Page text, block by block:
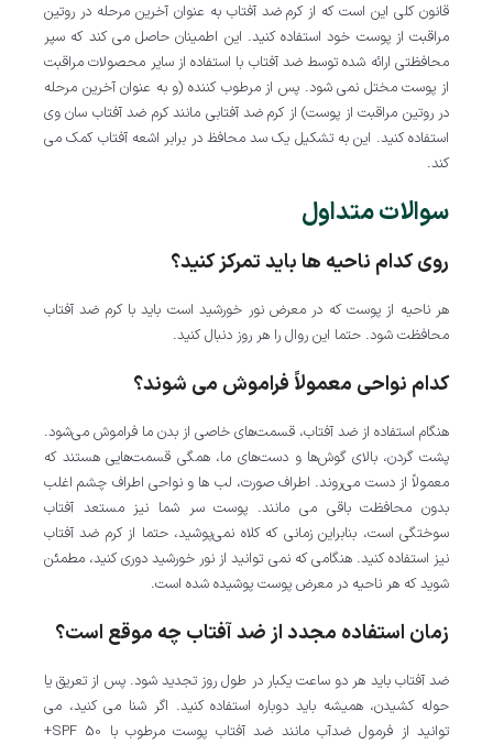
قانون کلی این است که از کرم ضد آفتاب به عنوان آخرین مرحله در روتین
مراقبت از پوست خود استفاده کنید. این اطمینان حاصل می کند که سپر
محافظتی ارائه شده توسط ضد آفتاب با استفاده از سایر محصولات مراقبت
از پوست مختل نمی شود. پس از مرطوب کننده (و به عنوان آخرین مرحله
در روتین مراقبت از پوست) از کرم ضد آفتابی مانند کرم ضد آفتاب سان وی
استفاده کنید. این به تشکیل یک سد محافظ در برابر اشعه آفتاب کمک می
کند.
سوالات متداول
روی کدام ناحیه ها باید تمرکز کنید؟
هر ناحیه از پوست که در معرض نور خورشید است باید با کرم ضد آفتاب
محافظت شود. حتما این روال را هر روز دنبال کنید.
کدام نواحی معمولاً فراموش می شوند؟
هنگام استفاده از ضد آفتاب، قسمت‌های خاصی از بدن ما فراموش می‌شود.
پشت گردن، بالای گوش‌ها و دست‌های ما، همگی قسمت‌هایی هستند که
معمولاً از دست می‌روند. اطراف صورت، لب ها و نواحی اطراف چشم اغلب
بدون محافظت باقی می مانند. پوست سر شما نیز مستعد آفتاب
سوختگی است، بنابراین زمانی که کلاه نمی‌پوشید، حتما از کرم ضد آفتاب
نیز استفاده کنید. هنگامی که نمی توانید از نور خورشید دوری کنید، مطمئن
شوید که هر ناحیه در معرض پوست پوشیده شده است.
زمان استفاده مجدد از ضد آفتاب چه موقع است؟
ضد آفتاب باید هر دو ساعت یکبار در طول روز تجدید شود. پس از تعریق یا
حوله کشیدن، همیشه باید دوباره استفاده کنید. اگر شنا می کنید، می
توانید از فرمول ضدآب مانند ضد آفتاب پوست مرطوب با SPF 50+